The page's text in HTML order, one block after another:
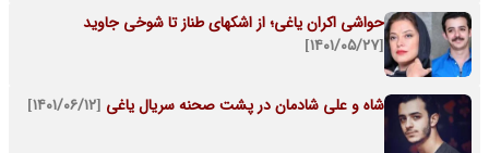
حواشی اکران یاغی؛ از اشکهای طناز تا شوخی جاوید
[۱۴۰۱/۰۵/۲۷]
شاه و علی شادمان در پشت صحنه سریال یاغی [۱۴۰۱/۰۶/۱۲]